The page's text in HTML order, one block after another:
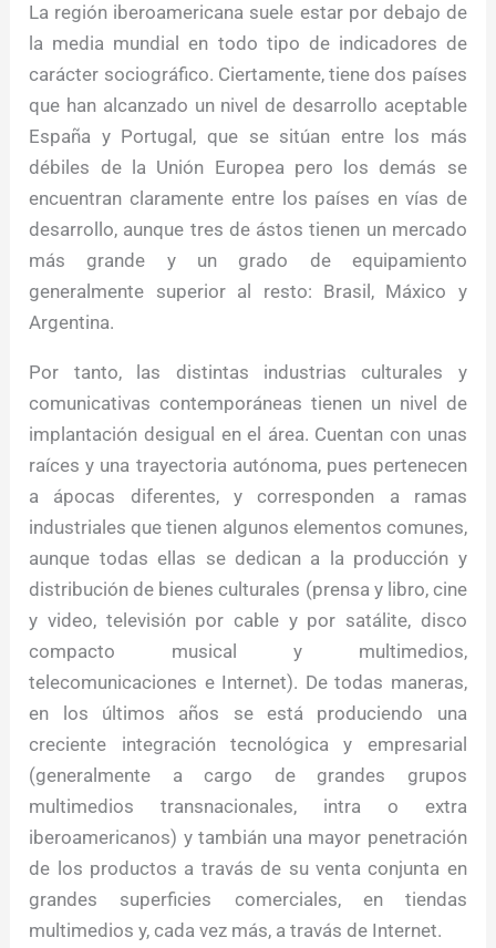
La región iberoamericana suele estar por debajo de
la media mundial en todo tipo de indicadores de
carácter sociográfico. Ciertamente, tiene dos países
que han alcanzado un nivel de desarrollo aceptable
España y Portugal, que se sitúan entre los más
débiles de la Unión Europea pero los demás se
encuentran claramente entre los países en vías de
desarrollo, aunque tres de ástos tienen un mercado
más grande y un grado de equipamiento
generalmente superior al resto: Brasil, Máxico y
Argentina.
Por tanto, las distintas industrias culturales y
comunicativas contemporáneas tienen un nivel de
implantación desigual en el área. Cuentan con unas
raíces y una trayectoria autónoma, pues pertenecen
a ápocas diferentes, y corresponden a ramas
industriales que tienen algunos elementos comunes,
aunque todas ellas se dedican a la producción y
distribución de bienes culturales (prensa y libro, cine
y video, televisión por cable y por satálite, disco
compacto musical y multimedios,
telecomunicaciones e Internet). De todas maneras,
en los últimos años se está produciendo una
creciente integración tecnológica y empresarial
(generalmente a cargo de grandes grupos
multimedios transnacionales, intra o extra
iberoamericanos) y tambián una mayor penetración
de los productos a travás de su venta conjunta en
grandes superficies comerciales, en tiendas
multimedios y, cada vez más, a travás de Internet.